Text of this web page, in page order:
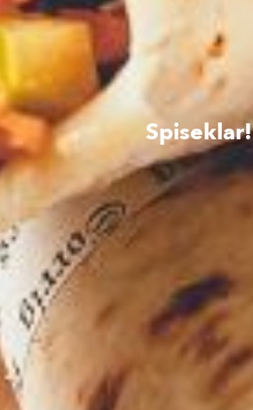
Spiseklar!